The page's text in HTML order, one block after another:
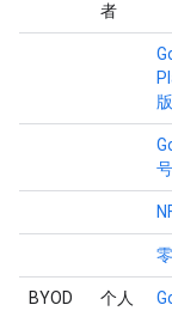
者
号
BYOD
个人